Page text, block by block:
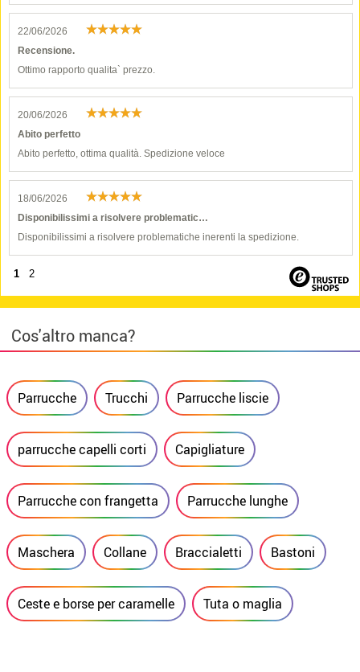
22/06/2026
Recensione.
Ottimo rapporto qualita` prezzo.
20/06/2026
Abito perfetto
Abito perfetto, ottima qualità. Spedizione veloce
18/06/2026
Disponibilissimi a risolvere problematic…
Disponibilissimi a risolvere problematiche inerenti la spedizione.
1 2
Cos'altro manca?
Parrucche Trucchi Parrucche liscie
parrucche capelli corti Capigliature
Parrucche con frangetta Parrucche lunghe
Maschera Collane Braccialetti Bastoni
Ceste e borse per caramelle Tuta o maglia